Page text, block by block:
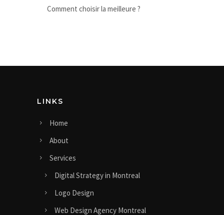
Comment choisir la meilleure ?
LINKS
Home
About
Services
Digital Strategy in Montreal
Logo Design
Web Design Agency Montreal